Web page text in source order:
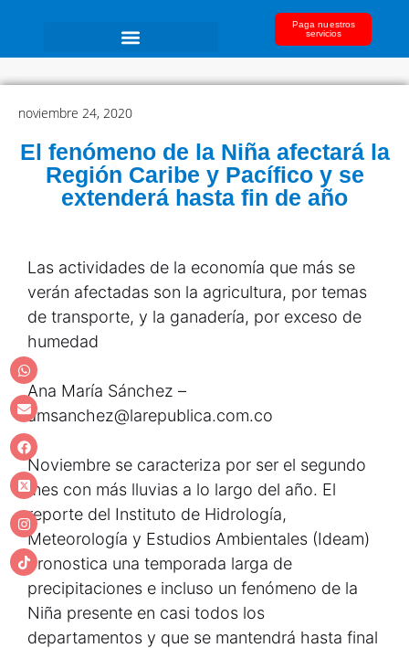
Paga nuestros
servicios
noviembre 24, 2020
El fenómeno de la Niña afectará la
Región Caribe y Pacífico y se
extenderá hasta fin de año
Las actividades de la economía que más se
verán afectadas son la agricultura, por temas
de transporte, y la ganadería, por exceso de
humedad
Ana María Sánchez –
amsanchez@larepublica.com.co
Noviembre se caracteriza por ser el segundo
mes con más lluvias a lo largo del año. El
reporte del Instituto de Hidrología,
Meteorología y Estudios Ambientales (Ideam)
pronostica una temporada larga de
precipitaciones e incluso un fenómeno de la
Niña presente en casi todos los
departamentos y que se mantendrá hasta final